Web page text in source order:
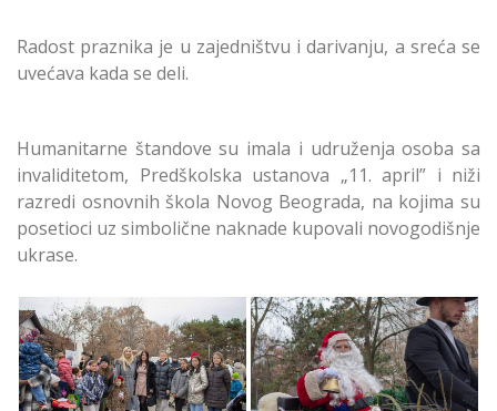
Radost praznika je u zajedništvu i darivanju, a sreća se
uvećava kada se deli.
Humanitarne štandove su imala i udruženja osoba sa
invaliditetom, Predškolska ustanova „11. april” i niži
razredi osnovnih škola Novog Beograda, na kojima su
posetioci uz simbolične naknade kupovali novogodišnje
ukrase.
Održana Prva
Novobeogradska
bajka - Novi Beograd
Održana Prva
Novobeogradska
bajka Novi Beograd